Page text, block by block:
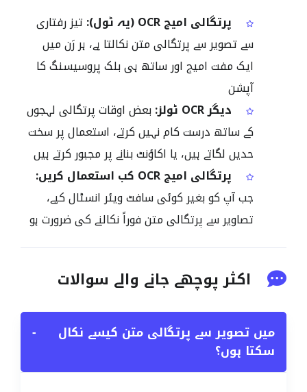
پرتگالی امیج OCR (یہ ٹول):
تیز رفتاری
سے تصویر سے پرتگالی متن نکالتا ہے، ہر رَن میں
ایک مفت امیج اور ساتھ ہی بلک پروسیسنگ کا
آپشن
دیگر OCR ٹولز:
بعض اوقات پرتگالی لہجوں
کے ساتھ درست کام نہیں کرتے، استعمال پر سخت
حدیں لگاتے ہیں، یا اکاؤنٹ بنانے پر مجبور کرتے ہیں
پرتگالی امیج OCR کب استعمال کریں:
جب آپ کو بغیر کوئی سافٹ ویئر انسٹال کیے،
تصاویر سے پرتگالی متن فوراً نکالنے کی ضرورت ہو
اکثر پوچھے جانے والے سوالات
میں تصویر سے پرتگالی متن کیسے نکال
سکتا ہوں؟
−